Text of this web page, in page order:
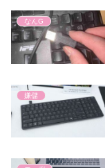
なんG
嫌儲